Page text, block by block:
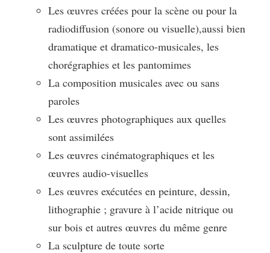
Les œuvres créées pour la scène ou pour la
radiodiffusion (sonore ou visuelle),aussi bien
dramatique et dramatico-musicales, les
chorégraphies et les pantomimes
La composition musicales avec ou sans
paroles
Les œuvres photographiques aux quelles
sont assimilées
Les œuvres cinématographiques et les
œuvres audio-visuelles
Les œuvres exécutées en peinture, dessin,
lithographie ; gravure à l’acide nitrique ou
sur bois et autres œuvres du même genre
La sculpture de toute sorte